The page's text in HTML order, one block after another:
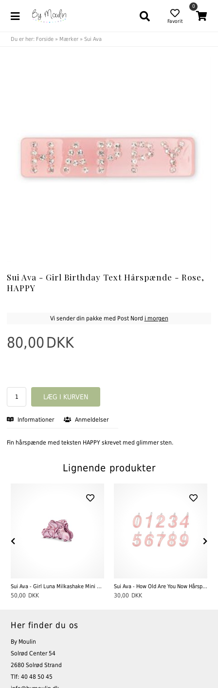
Favorit
0
Du er her: Forside » Mærker »Sui Ava
Sui Ava - Girl Birthday Text Hårspænde - Rose,
HAPPY
Vi sender din pakke med Post Nord i morgen
80,00 DKK
Informationer Anmeldelser
Fin hårspænde med teksten HAPPY skrevet med glimmer sten.
Lignende produkter
Sui Ava - Girl Luna Milkashake Mini Hårklemme, Lilla
50,00 DKK
Sui Ava - How Old Are You Now Hårspænde - Rose - 6
30,00 DKK
Her finder du os
By Moulin
Solrød Center 54
2680 Solrød Strand
Tlf: 40 48 50 45